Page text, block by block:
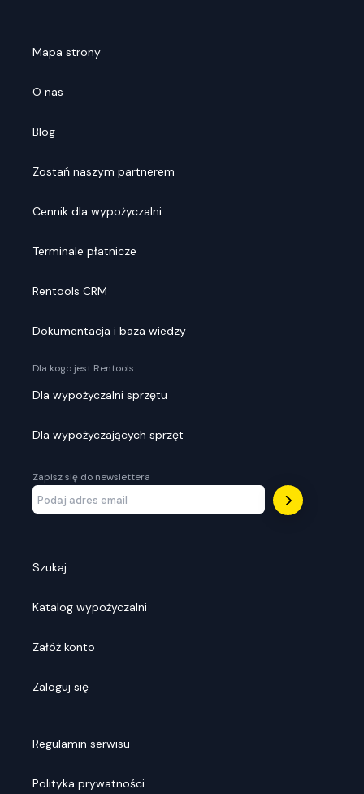
Mapa strony
O nas
Blog
Zostań naszym partnerem
Cennik dla wypożyczalni
Terminale płatnicze
Rentools CRM
Dokumentacja i baza wiedzy
Dla kogo jest Rentools:
Dla wypożyczalni sprzętu
Dla wypożyczających sprzęt
Zapisz się do newslettera
Szukaj
Katalog wypożyczalni
Załóż konto
Zaloguj się
Regulamin serwisu
Polityka prywatności